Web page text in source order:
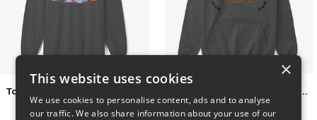
$37
Varsity Halloween Spooky Season Letter
$29
×
This website uses cookies
We use cookies to personalise content, ads and to analyse
our traffic. We also share information about your use of our